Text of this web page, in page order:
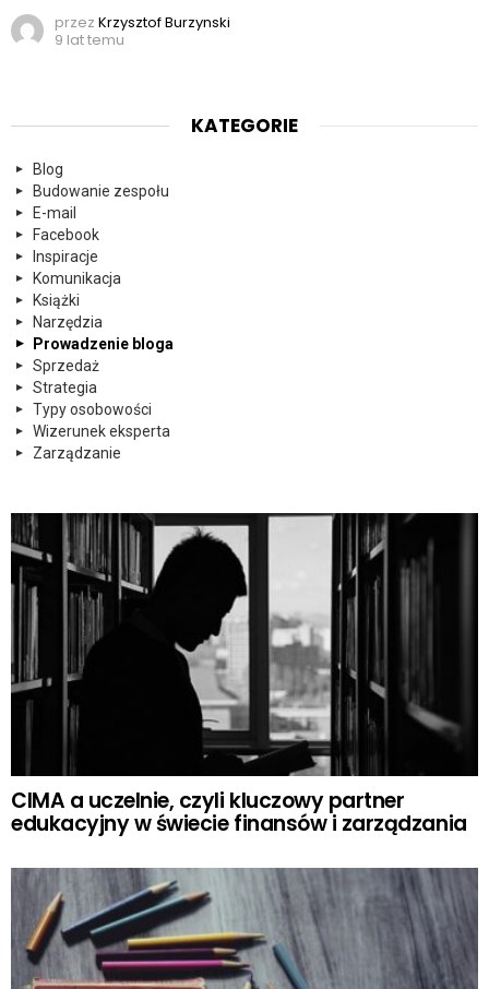
przez Krzysztof Burzynski
9 lat temu
KATEGORIE
Blog
Budowanie zespołu
E-mail
Facebook
Inspiracje
Komunikacja
Książki
Narzędzia
Prowadzenie bloga
Sprzedaż
Strategia
Typy osobowości
Wizerunek eksperta
Zarządzanie
CIMA a uczelnie, czyli kluczowy partner
edukacyjny w świecie finansów i zarządzania